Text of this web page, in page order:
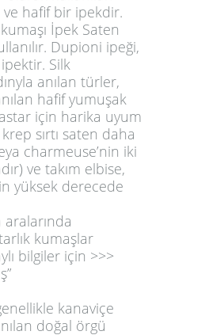
hafif bir ipekdir.
İpek Saten
Dupioni ipeği,
Silk
anılan türler,
hafif yumuşak
için harika uyum
sırtı saten daha
charmeuse’nin iki
ve takım elbise,
yüksek derecede
kumaşlar
bilgiler için >>>
kanaviçe
doğal örgü